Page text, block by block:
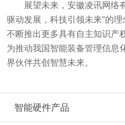
展望未来，安徽凌讯网络
驱动发展，科技引领未来”的
不断推出更多具有自主知识产
为推动我国智能装备管理信息
界伙伴共创智慧未来。
智能硬件产品